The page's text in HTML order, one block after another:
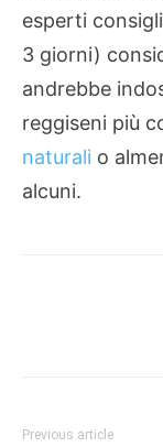
esperti
3 giorni)
andrebbe
reggiseni più
naturali o
alcuni.
Previous article